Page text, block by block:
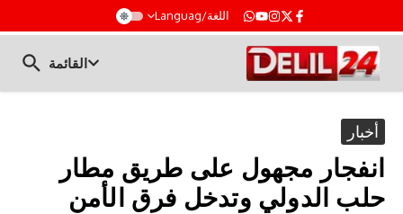
اللغة/Languag
القائمة
أخبار
انفجار مجهول على طريق مطار
حلب الدولي وتدخل فرق الأمن